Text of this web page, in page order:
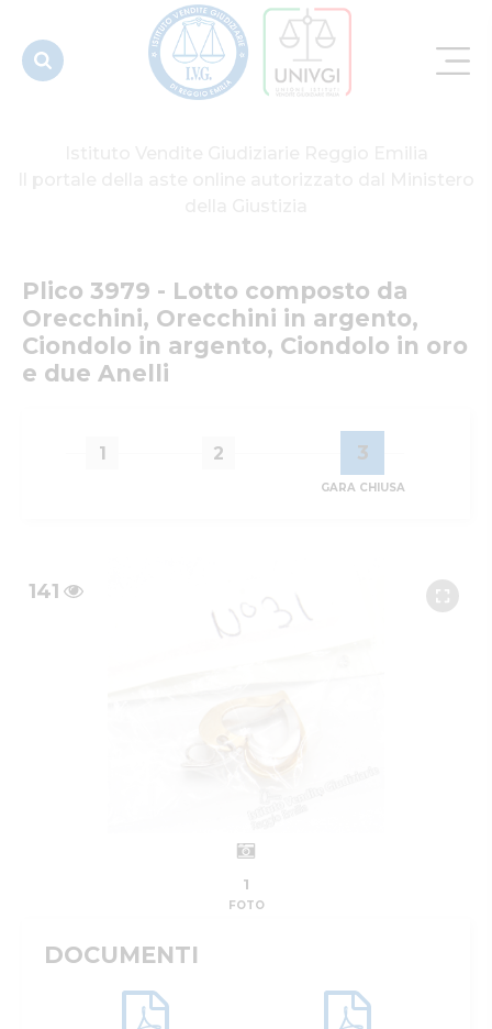
argento,
Ciondolo in
a...
Plico 3979 - Lotto composto da
Orecchini, Orecchini in argento,
Ciondolo in argento, Ciondolo in oro
e due Anelli
1 2 3
GARA CHIUSA
141
1
FOTO
DOCUMENTI